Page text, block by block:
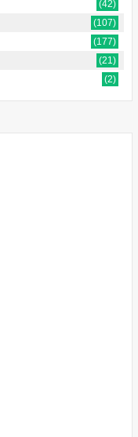
(42)
(107)
(177)
(21)
(2)